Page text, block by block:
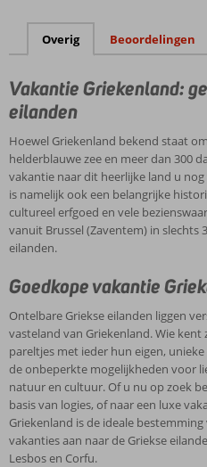
Overig Beoordelingen
Vakantie Griekenland:
eilanden
Hoewel Griekenland bekend staat
helderblauwe zee en meer dan 300
vakantie naar dit heerlijke land u
is namelijk ook een belangrijke
cultureel erfgoed en vele
vanuit Brussel (Zaventem) in slechts
eilanden.
Goedkope vakantie
Ontelbare Griekse eilanden liggen
vasteland van Griekenland. Wie
pareltjes met ieder hun eigen,
de onbeperkte mogelijkheden voor
natuur en cultuur. Of u nu op zoek
basis van logies, of naar een luxe
Griekenland is de ideale
vakanties aan naar de Griekse
Lesbos en Corfu.